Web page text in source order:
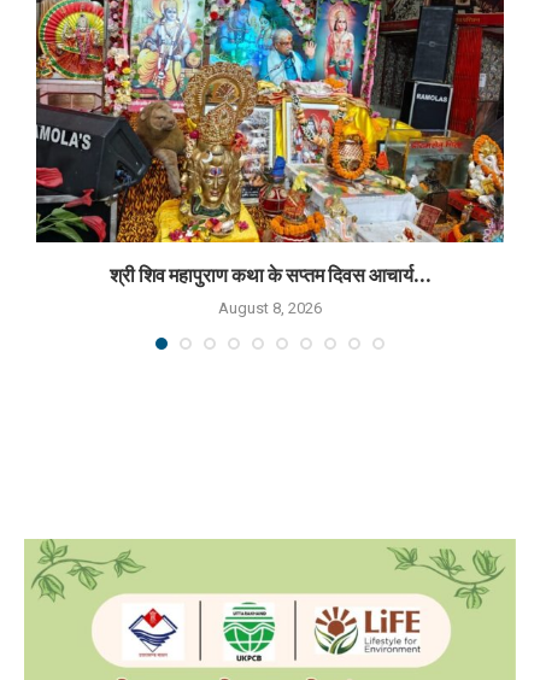
श्री शिव महापुराण कथा के सप्तम दिवस आचार्य...
August 8, 2026